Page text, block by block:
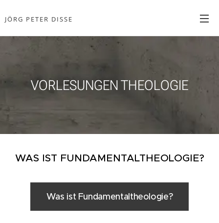
JÖRG PETER DISSE
VORLESUNGEN THEOLOGIE
WAS IST FUNDAMENTALTHEOLOGIE?
Was ist Fundamentaltheologie?